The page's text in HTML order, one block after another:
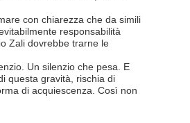
con chiarezza che da simili
responsabilità
Zali dovrebbe trarne le
Un silenzio che pesa. E
questa gravità, rischia di
di acquiescenza. Così non